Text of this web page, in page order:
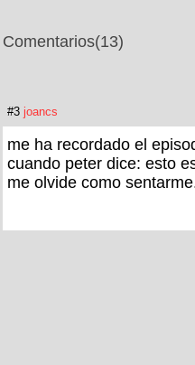
Comentarios(13)
#3 joancs
me ha recordado el
cuando peter dice: esto
me olvide como